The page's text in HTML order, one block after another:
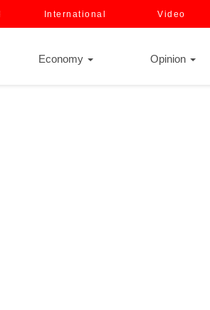
International Video
Economy Opinion